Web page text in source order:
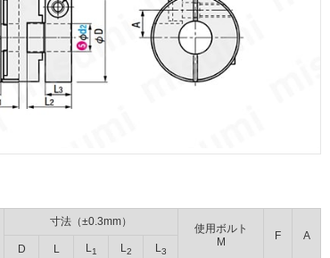
寸法（±0.3mm）
使用ボルト
M
F
A
D
L L1 L2 L3